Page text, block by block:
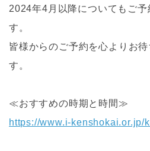
2024年4月以降についてもご予
す。
皆様からのご予約を心よりお
す。
≪おすすめの時期と時間≫
https://www.i-kenshokai.or.jp/